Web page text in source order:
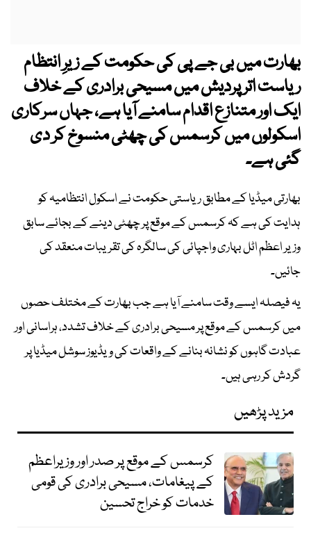
بھارت میں بی جے پی کی حکومت کے زیرِ انتظام
ریاست اتر پردیش میں مسیحی برادری کے خلاف
ایک اور متنازع اقدام سامنے آیا ہے، جہاں سرکاری
اسکولوں میں کرسمس کی چھٹی منسوخ کر دی
گئی ہے۔
بھارتی میڈیا کے مطابق ریاستی حکومت نے اسکول انتظامیہ کو
ہدایت کی ہے کہ کرسمس کے موقع پر چھٹی دینے کے بجائے سابق
وزیر اعظم اٹل بہاری واجپائی کی سالگرہ کی تقریبات منعقد کی
جائیں۔
یہ فیصلہ ایسے وقت سامنے آیا ہے جب بھارت کے مختلف حصوں
میں کرسمس کے موقع پر مسیحی برادری کے خلاف تشدد، ہراسانی اور
عبادت گاہوں کو نشانہ بنانے کے واقعات کی ویڈیوز سوشل میڈیا پر
گردش کر رہی ہیں۔
مزید پڑھیں
کرسمس کے موقع پر صدر اور وزیراعظم
کے پیغامات، مسیحی برادری کی قومی
خدمات کو خراج تحسین